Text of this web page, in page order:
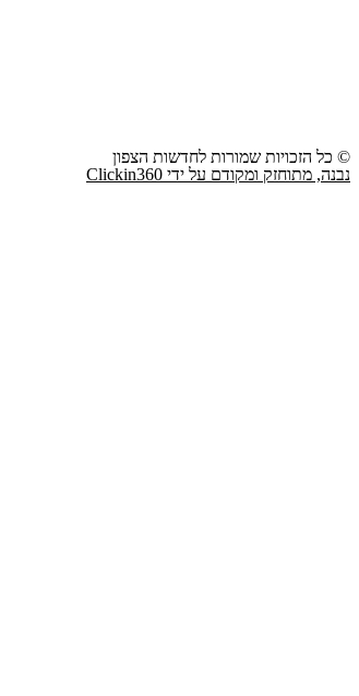
© כל הזכויות שמורות לחדשות הצפון
נבנה, מתוחזק ומקודם על ידי Clickin360